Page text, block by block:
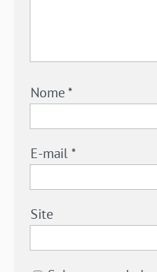
Nome*
E-mail*
Site